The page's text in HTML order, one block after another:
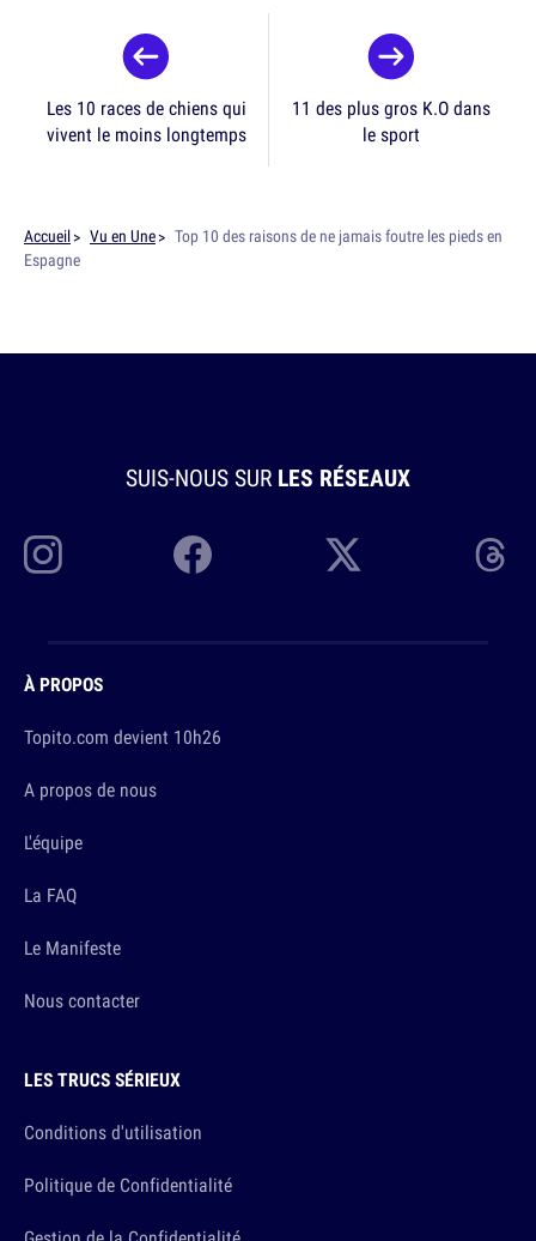
Les 10 races de chiens qui
vivent le moins longtemps
11 des plus gros K.O dans
le sport
Accueil Vu en Une
Top 10 des raisons de ne jamais foutre les pieds en
Espagne
SUIS-NOUS SUR LES RÉSEAUX
À PROPOS
Topito.com devient 10h26
A propos de nous
L'équipe
La FAQ
Le Manifeste
Nous contacter
LES TRUCS SÉRIEUX
Conditions d'utilisation
Politique de Confidentialité